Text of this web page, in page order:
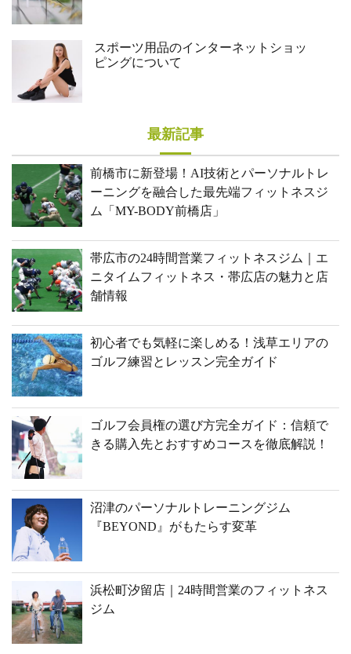
スポーツ用品のインターネットショッ
ピングについて
最新記事
前橋市に新登場！AI技術とパーソナルトレ
ーニングを融合した最先端フィットネスジ
ム「MY-BODY前橋店」
帯広市の24時間営業フィットネスジム｜エ
ニタイムフィットネス・帯広店の魅力と店
舗情報
初心者でも気軽に楽しめる！浅草エリアの
ゴルフ練習とレッスン完全ガイド
ゴルフ会員権の選び方完全ガイド：信頼で
きる購入先とおすすめコースを徹底解説！
沼津のパーソナルトレーニングジム
『BEYOND』がもたらす変革
浜松町汐留店｜24時間営業のフィットネス
ジム